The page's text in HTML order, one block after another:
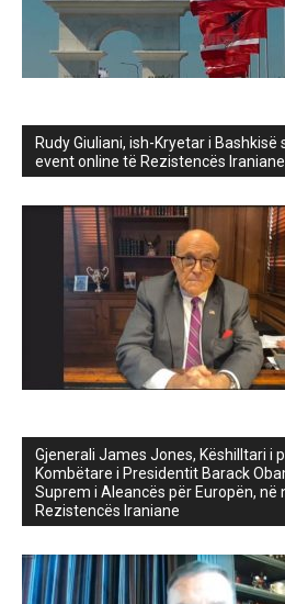
Rudy Giuliani, ish-Kryetar i Bashkisë
event online të Rezistencës Iraniane
Gjenerali James Jones, Këshilltari i
Kombëtare i Presidentit Barack
Suprem i Aleancës për Europën, në
Rezistencës Iraniane